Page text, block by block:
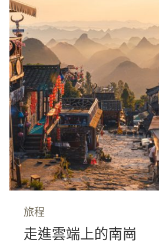
旅程
走進雲端上的南崗